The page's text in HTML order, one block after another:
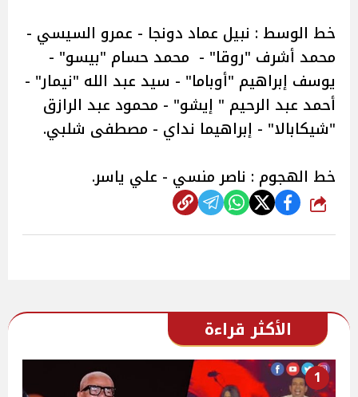
خط الوسط : نبيل عماد دونجا - عمرو السيسي -
محمد أشرف "روقا" - محمد حسام "بيسو" -
يوسف إبراهيم "أوباما" - سيد عبد الله "نيمار" -
أحمد عبد الرحيم " إيشو" - محمود عبد الرازق
"شيكابالا" - إبراهيما نداي - مصطفى شلبي.
خط الهجوم : ناصر منسي - علي ياسر.
شارك
الأكثر قراءة
1